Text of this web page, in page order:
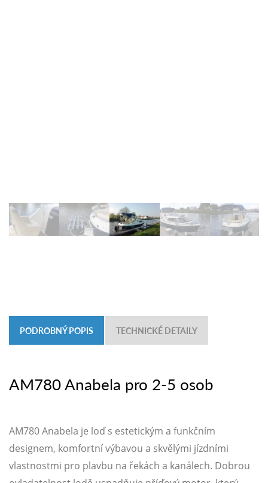
PODROBNÝ POPIS TECHNICKÉ DETAILY
AM780 Anabela pro 2-5 osob
AM780 Anabela je loď s estetickým a funkčním
designem, komfortní výbavou a skvělými jízdními
vlastnostmi pro plavbu na řekách a kanálech. Dobrou